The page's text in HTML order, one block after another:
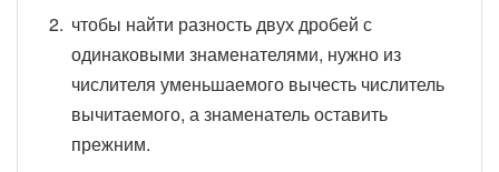
чтобы найти разность двух дробей с
одинаковыми знаменателями, нужно из
числителя уменьшаемого вычесть числитель
вычитаемого, а знаменатель оставить
прежним.